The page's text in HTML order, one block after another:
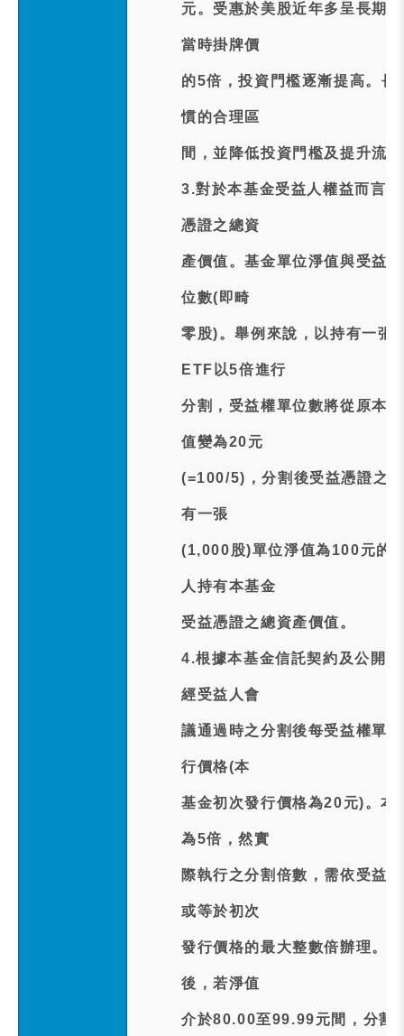
元。受惠於美股近年多呈長期
當時掛牌價
的5倍，投資門檻逐漸提高。
慣的合理區
間，並降低投資門檻及提升流
3.對於本基金受益人權益而言
憑證之總資
產價值。基金單位淨值與受益
位數(即畸
零股)。舉例來說，以持有一
ETF以5倍進行
分割，受益權單位數將從原本
值變為20元
(=100/5)，分割後受益憑證之
有一張
(1,000股)單位淨值為100元的
人持有本基金
受益憑證之總資產價值。
4.根據本基金信託契約及公開
經受益人會
議通過時之分割後每受益權單
行價格(本
基金初次發行價格為20元)。本
為5倍，然實
際執行之分割倍數，需依受益
或等於初次
發行價格的最大整數倍辦理。
後，若淨值
介於80.00至99.99元間，分割